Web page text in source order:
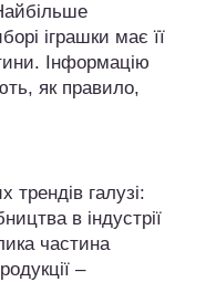
іграшки має її
Інформацію
як правило,
трендів галузі:
в індустрії
частина
–